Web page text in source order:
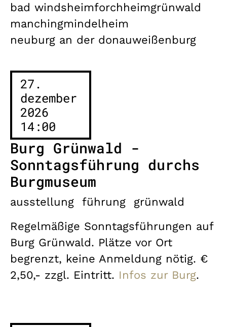
bad windsheimforchheimgrünwald
manchingmindelheim
neuburg an der donauweißenburg
27.
dezember
2026
14:00
Burg Grünwald -
Sonntagsführung durchs
Burgmuseum
ausstellung führung
grünwald
Regelmäßige Sonntagsführungen auf
Burg Grünwald. Plätze vor Ort
begrenzt, keine Anmeldung nötig. €
2,50,- zzgl. Eintritt. Infos zur Burg.